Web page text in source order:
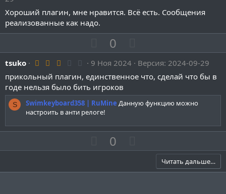
0
з
ё
Хороший плагин, мне нравится. Всё есть. Сообщения
реализованные как надо.
П
о
з
и
т
и
в
н
ы
й
о
0
е
г
а
и
н
й
о
tsuko 3
0
0
з
в
ё
з
9 Ноя 2024
Версия: 2024-09-29
прикольный плагин, единственное что, сделай что бы в
годе нельзя было бить игроков
S Swimkeyboard358 | RuMine Данную функцию можно
настроить в анти релоге!
П
о
и
0
е
а
Читать дальше…